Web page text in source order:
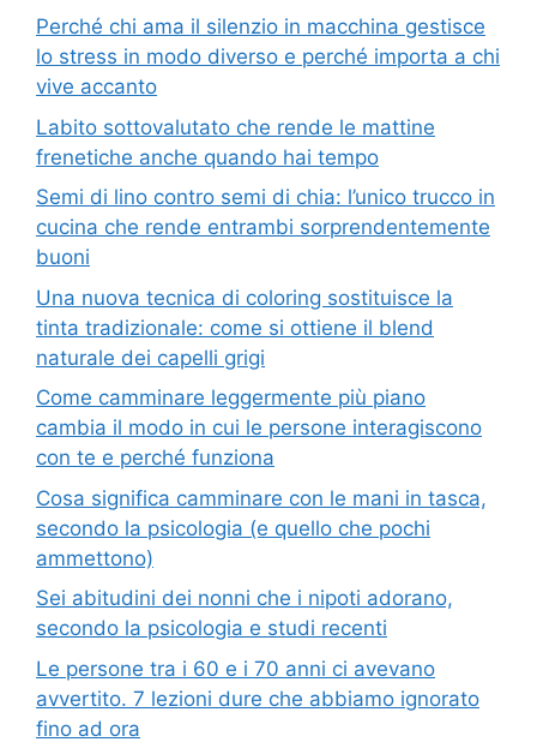
Perché chi ama il silenzio in macchina gestisce
lo stress in modo diverso e perché importa a chi
vive accanto
Labito sottovalutato che rende le mattine
frenetiche anche quando hai tempo
Semi di lino contro semi di chia: l’unico trucco in
cucina che rende entrambi sorprendentemente
buoni
Una nuova tecnica di coloring sostituisce la
tinta tradizionale: come si ottiene il blend
naturale dei capelli grigi
Come camminare leggermente più piano
cambia il modo in cui le persone interagiscono
con te e perché funziona
Cosa significa camminare con le mani in tasca,
secondo la psicologia (e quello che pochi
ammettono)
Sei abitudini dei nonni che i nipoti adorano,
secondo la psicologia e studi recenti
Le persone tra i 60 e i 70 anni ci avevano
avvertito. 7 lezioni dure che abbiamo ignorato
fino ad ora